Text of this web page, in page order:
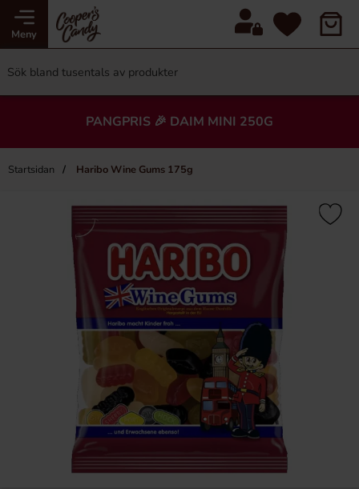
Meny
PANGPRIS 🎉 DAIM MINI 250G
Startsidan Haribo Wine Gums 175g